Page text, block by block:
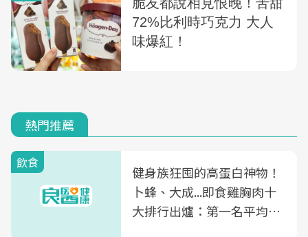
熱門推薦
飲食
健身族狂囤的高蛋白神物！
卜蜂、大成...即食雞胸肉十
大排行出爐：第一名平均一